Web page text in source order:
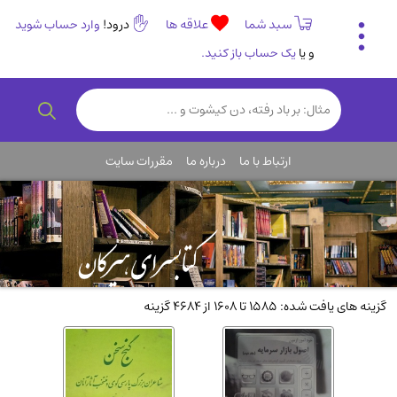
سبد شما علاقه ها درود! وارد حساب شوید
و یایک حساب باز کنید.
تاریخی و فرهنگی
(838)
رمان و داستان ایرانی(307)
روانشناسی(357)
انگلیسی و زبان خارجی(14)
کودکان و نوجوانان(76)
کتب نادر و کمیاب(19)
روانشناسی(112)
طب گیاهی و سنتی(45)
فلسفه و جامعه شناسی(151)
ادبیات و شعر(511)
ارتباط با ما درباره ما مقررات سایت
گزینه های یافت شده: 1585 تا 1608 از 4684 گزینه